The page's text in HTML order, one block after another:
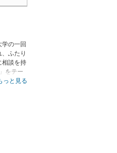
の一回
ふたり
相談を持
をテー
っと見る